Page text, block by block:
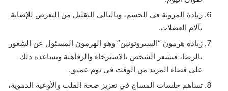
زيادة المرونة في الجسم، وبالتالي التقليل من التعرض للإصابة
بآلام العضلات.
زيادة هرمون “السيروتونين” وهو الهرمون المسئول عن الشعور
بالرضا، فيشعر الشخص بالاسترخاء والرفاهية ويساعده ذلك
على قضاء المزيد من الوقت في نوم عميق.
تساهم جلسات المساج في تعزيز صحة القلب والأوعية الدموية،